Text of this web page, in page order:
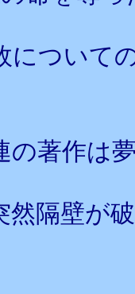
について
の著作は
然隔壁が